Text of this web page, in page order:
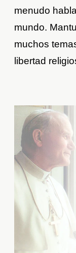
menudo
mundo.
muchos
libertad